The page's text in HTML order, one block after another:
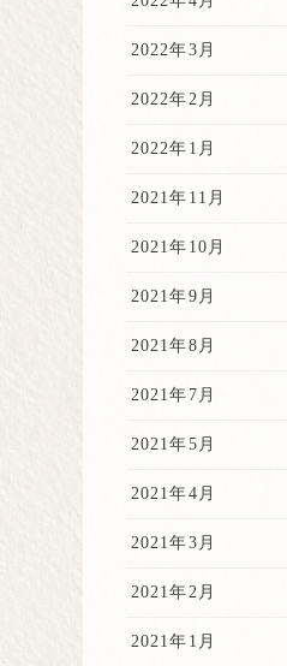
2022年3月
2022年2月
2022年1月
2021年11月
2021年10月
2021年9月
2021年8月
2021年7月
2021年5月
2021年4月
2021年3月
2021年2月
2021年1月